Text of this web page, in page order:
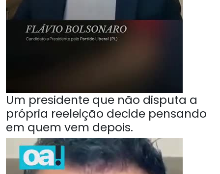
Um presidente que não disputa a
própria reeleição decide pensando
em quem vem depois.